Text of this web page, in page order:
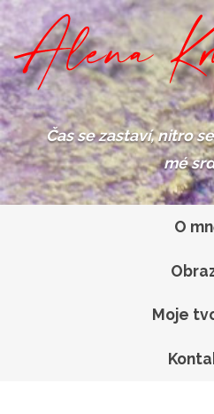
Čas se zastaví,nitro
mé
O
Moje